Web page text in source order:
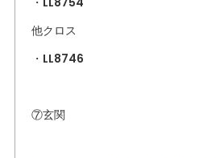
他クロス
・LL8746
⑦玄関